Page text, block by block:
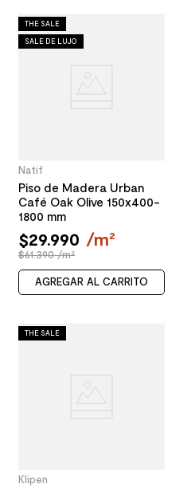
THE SALE
SALE DE LUJO
Natif
Piso de Madera Urban
Café Oak Olive 150x400-
1800 mm
$29.990 /m²
$61.390 /m²
AGREGAR AL CARRITO
THE SALE
Klipen